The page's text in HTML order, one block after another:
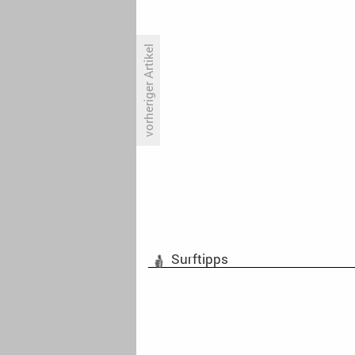
vorheriger Artikel
Surftipps